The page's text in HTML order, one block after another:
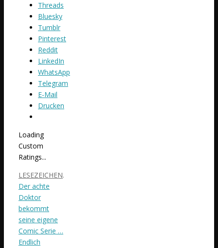
Threads
Bluesky
Tumblr
Pinterest
Reddit
LinkedIn
WhatsApp
Telegram
E-Mail
Drucken
Loading
Custom
Ratings...
LESEZEICHEN.
Der achte
Doktor
bekommt
seine eigene
Comic Serie …
Endlich